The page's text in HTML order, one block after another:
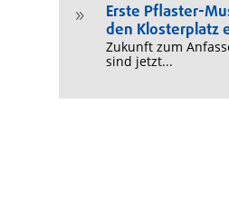
9
Erste Pflaster-
den Klosterplatz
Zukunft zum
sind jetzt...